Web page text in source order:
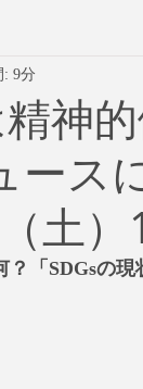
域振興
リスク
Global News
神
ー
土
: 9分
「SDGsの